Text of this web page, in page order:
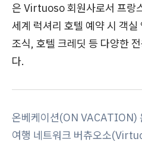
은 Virtuoso 회원사로서 프랑
세계 럭셔리 호텔 예약 시 객
조식, 호텔 크레딧 등 다양한
다.
온베케이션(ON VACATION)
여행 네트워크 버츄오소